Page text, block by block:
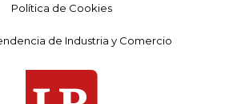
Política de Cookies
de Industria y Comercio